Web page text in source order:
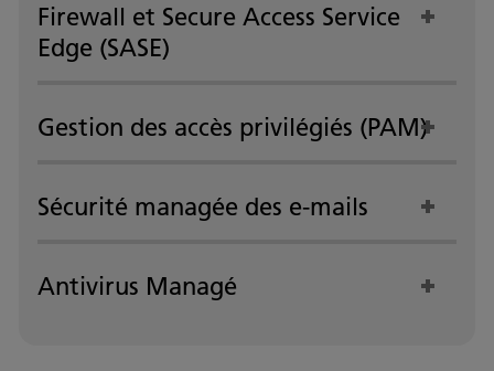
Firewall et Secure Access Service
Edge (SASE)
Gestion des accès privilégiés (PAM)
Sécurité managée des e-mails
Antivirus Managé